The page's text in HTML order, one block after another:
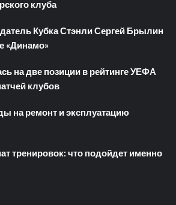
клуба
Кубка Стэнли Сергей Брылин
«Динамо»
на две позиции в рейтинге УЕФА
клубов
на ремонт и эксплуатацию
тренировок: что подойдет именно